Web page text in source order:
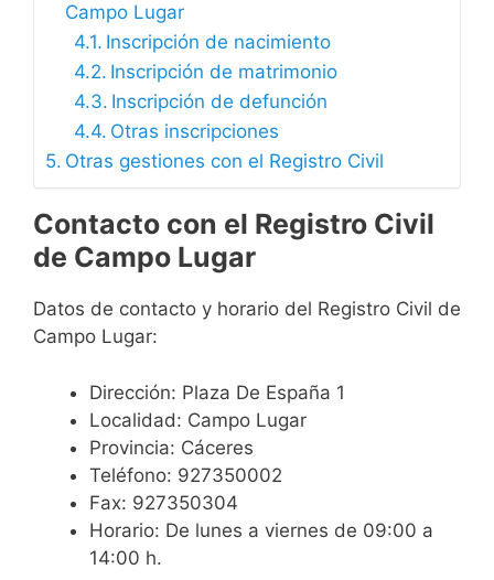
Campo Lugar
Inscripción de nacimiento
Inscripción de matrimonio
Inscripción de defunción
Otras inscripciones
Otras gestiones con el Registro Civil
Contacto con el Registro Civil
de Campo Lugar
Datos de contacto y horario del Registro Civil de
Campo Lugar:
Dirección: Plaza De España 1
Localidad: Campo Lugar
Provincia: Cáceres
Teléfono: 927350002
Fax: 927350304
Horario: De lunes a viernes de 09:00 a
14:00 h.